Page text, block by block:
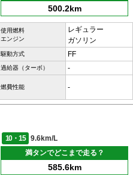
500.2km
使用燃料
エンジン
レギュラー
ガソリン
駆動方式 FF
過給器（ターボ） -
燃費性能 -
10・15
9.6km/L
満タンでどこまで走る？
585.6km